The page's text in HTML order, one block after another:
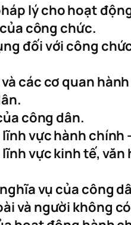
lý cho hoạt
công chức.
đối với công
các cơ quan
công dân.
vực hành chính
vực kinh tế, văn
vụ của công
và người không